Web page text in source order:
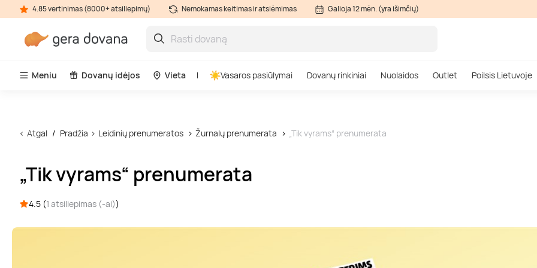
4.85 vertinimas (8000+ atsiliepimų) Nemokamas keitimas ir atsiėmimas Galioja 12 mėn. (yra išimčių)
Meniu Dovanų idėjos Vieta Vasaros pasiūlymai Dovanų rinkiniai Nuolaidos Outlet Poilsis Lietuvoje
Atgal Pradžia Leidinių prenumeratos Žurnalų prenumerata „Tik vyrams“ prenumerata
„Tik vyrams“ prenumerata
4.5 (1 atsiliepimas (-ai))